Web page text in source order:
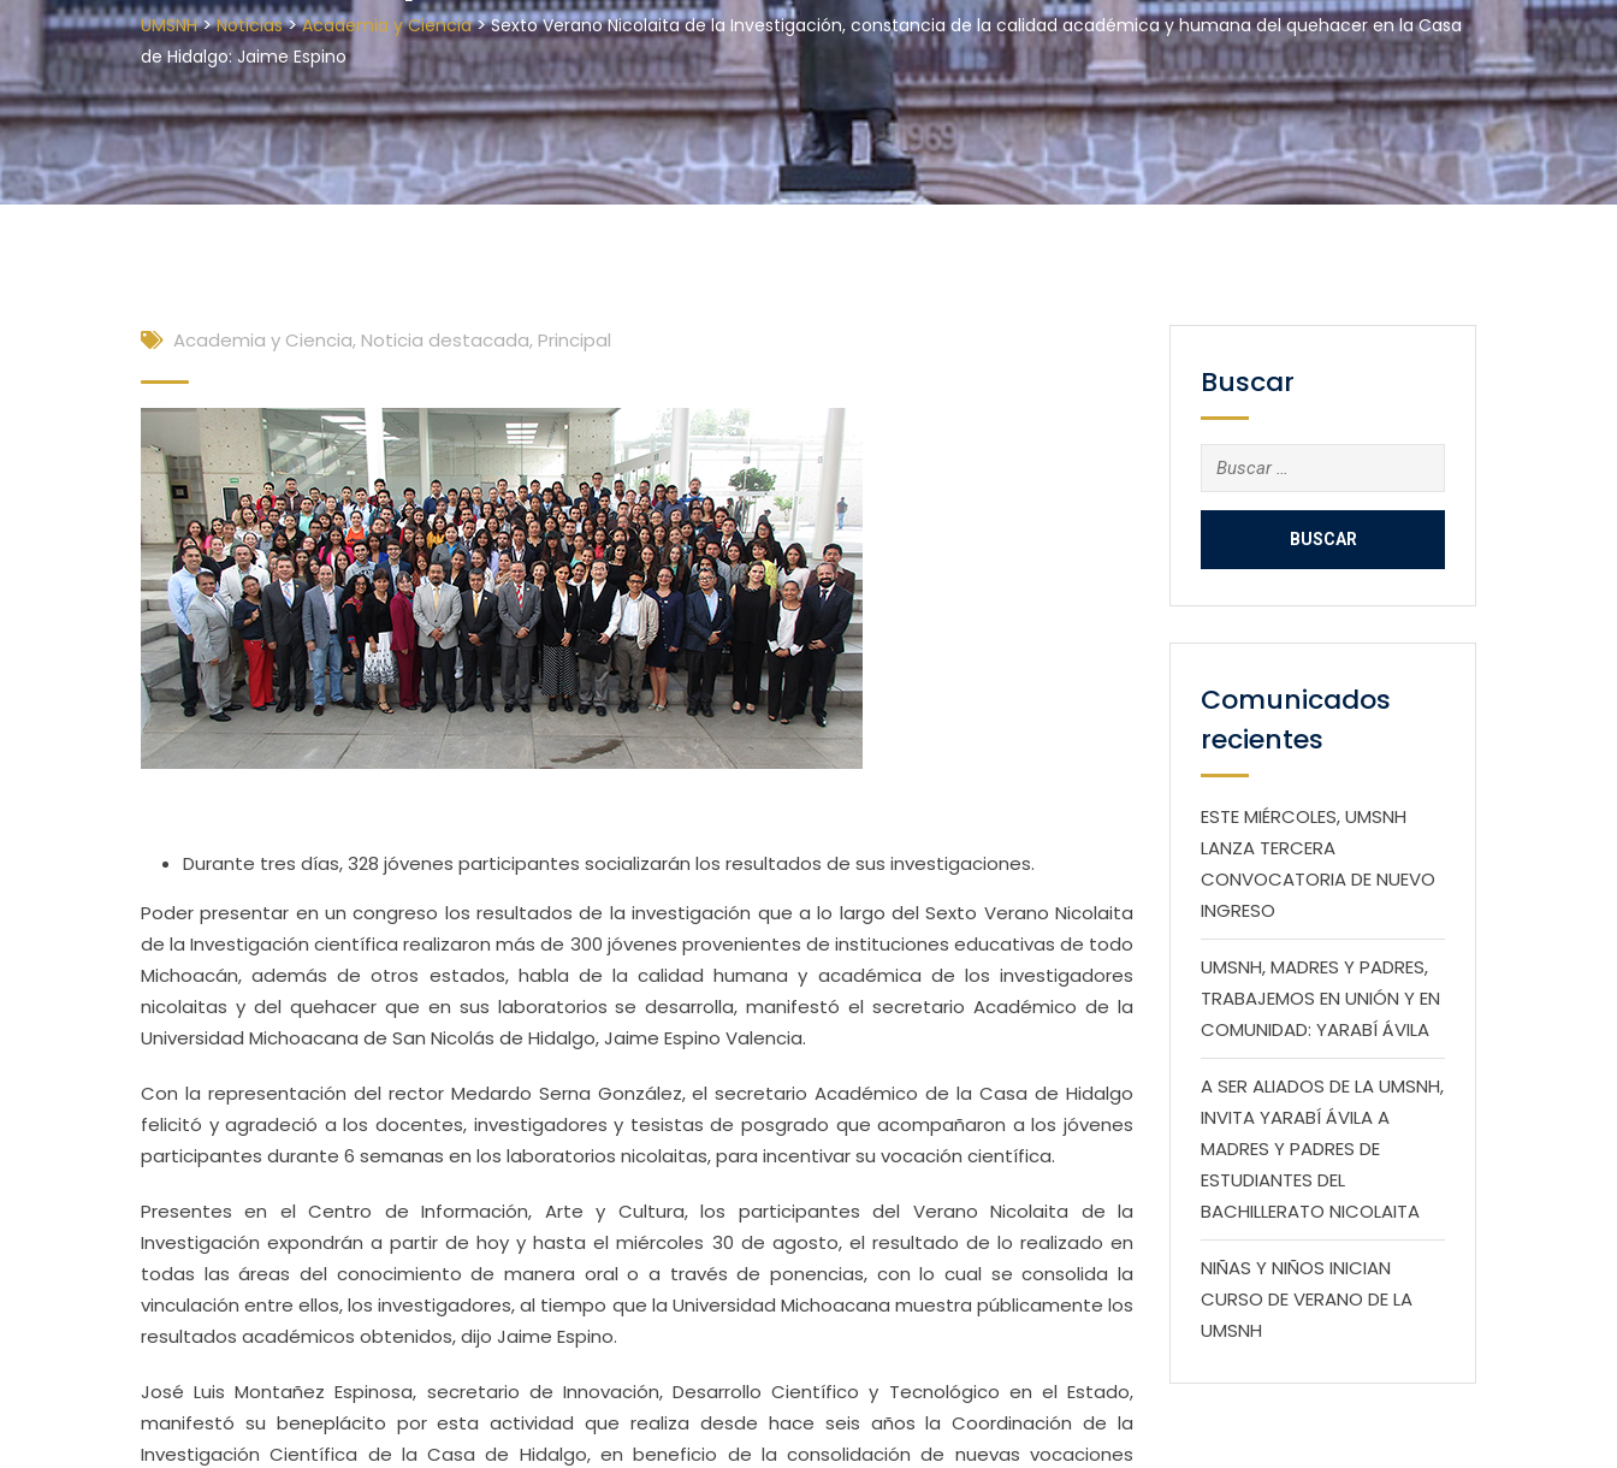
UMSNH>Noticias>Academia y Ciencia>Sexto Verano Nicolaita de la Investigación, constancia de la calidad académica y humana del quehacer en la Casa
de Hidalgo: Jaime Espino
Academia y Ciencia, Noticia destacada, Principal
Durante tres días, 328 jóvenes participantes socializarán los resultados de sus investigaciones.
Poder presentar en un congreso los resultados de la investigación que a lo largo del Sexto Verano Nicolaita
de la Investigación científica realizaron más de 300 jóvenes provenientes de instituciones educativas de todo
Michoacán, además de otros estados, habla de la calidad humana y académica de los investigadores
nicolaitas y del quehacer que en sus laboratorios se desarrolla, manifestó el secretario Académico de la
Universidad Michoacana de San Nicolás de Hidalgo, Jaime Espino Valencia.
Con la representación del rector Medardo Serna González, el secretario Académico de la Casa de Hidalgo
felicitó y agradeció a los docentes, investigadores y tesistas de posgrado que acompañaron a los jóvenes
participantes durante 6 semanas en los laboratorios nicolaitas, para incentivar su vocación científica.
Presentes en el Centro de Información, Arte y Cultura, los participantes del Verano Nicolaita de la
Investigación expondrán a partir de hoy y hasta el miércoles 30 de agosto, el resultado de lo realizado en
todas las áreas del conocimiento de manera oral o a través de ponencias, con lo cual se consolida la
vinculación entre ellos, los investigadores, al tiempo que la Universidad Michoacana muestra públicamente los
resultados académicos obtenidos, dijo Jaime Espino.
José Luis Montañez Espinosa, secretario de Innovación, Desarrollo Científico y Tecnológico en el Estado,
manifestó su beneplácito por esta actividad que realiza desde hace seis años la Coordinación de la
Investigación Científica de la Casa de Hidalgo, en beneficio de la consolidación de nuevas vocaciones
Buscar
Buscar:
Comunicados
recientes
ESTE MIÉRCOLES, UMSNH
LANZA TERCERA
CONVOCATORIA DE NUEVO
INGRESO
UMSNH, MADRES Y PADRES,
TRABAJEMOS EN UNIÓN Y EN
COMUNIDAD: YARABÍ ÁVILA
A SER ALIADOS DE LA UMSNH,
INVITA YARABÍ ÁVILA A
MADRES Y PADRES DE
ESTUDIANTES DEL
BACHILLERATO NICOLAITA
NIÑAS Y NIÑOS INICIAN
CURSO DE VERANO DE LA
UMSNH